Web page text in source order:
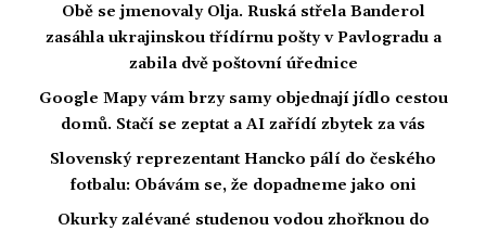
Obě se jmenovaly Olja. Ruská střela Banderol
zasáhla ukrajinskou třídírnu pošty v Pavlogradu a
zabila dvě poštovní úřednice
Google Mapy vám brzy samy objednají jídlo cestou
domů. Stačí se zeptat a AI zařídí zbytek za vás
Slovenský reprezentant Hancko pálí do českého
fotbalu: Obávám se, že dopadneme jako oni
Okurky zalévané studenou vodou zhořknou do